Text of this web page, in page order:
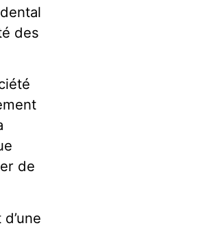
des
de